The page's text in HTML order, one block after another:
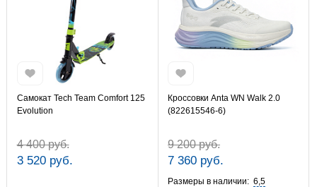
Самокат Tech Team Comfort 125
Evolution
4 400 руб.
3 520 руб.
Кроссовки Anta WN Walk 2.0
(822615546-6)
9 200 руб.
7 360 руб.
Размеры в наличии: 6,5